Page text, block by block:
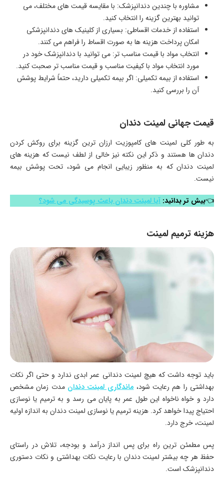
مشاوره با چندین دندانپزشک: با مقایسه قیمت های مختلف، می
توانید بهترین گزینه را انتخاب کنید.
استفاده از خدمات اقساطی: بسیاری از کلینیک های دندانپزشکی
امکان پرداخت هزینه ها به صورت اقساط را فراهم می کنند.
انتخاب مواد با قیمت مناسب تر: می توانید با دندانپزشک خود در
مورد انتخاب مواد با کیفیت مناسب و قیمت مناسب تر صحبت کنید.
استفاده از بیمه تکمیلی: اگر بیمه تکمیلی دارید، حتماً شرایط پوشش
آن را بررسی کنید.
قیمت جهانی لمینت دندان
به طور کلی لمینت های کامپوزیت ارزان ترین گزینه برای روکش کردن
دندان ها هستند و ذکر این نکته نیز خالی از لطف نیست که هزینه های
لمینت دندان که به منظور زیبایی انجام می شود، تحت پوشش بیمه
نیست.
👈بیش تر بدانید: آیا لمینت دندان باعث پوسیدگی می شود؟
هزینه ترمیم لمینت
باید توجه داشت که هیچ لمینت دندانی عمر ابدی ندارد و حتی اگر نکات
بهداشتی را هم رعایت شود،ماندگاری لمینت دندان مدت زمان مشخص
دارد و خواه ناخواه این طول عمر به پایان می رسد و به ترمیم یا نوسازی
احتیاج پیدا خواهد کرد. هزینه ترمیم یا نوسازی لمینت دندان به اندازه اولیه
لمینت، خرج دارد.
پس مطمئن ترین راه برای پس انداز درآمد و بودجه، تلاش در راستای
حفظ هر چه بیشتر لمینت دندان با رعایت نکات بهداشتی و نکات دستوری
دندانپزشک است.